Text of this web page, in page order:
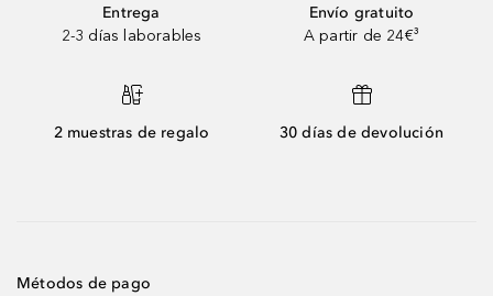
Entrega
2-3 días laborables
Envío gratuito
A partir de 24€³
2 muestras de regalo 30 días de devolución
Métodos de pago